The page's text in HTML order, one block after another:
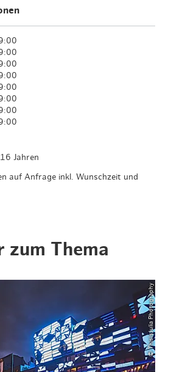
Jahren
auf Anfrage inkl. Wunschzeit und
zum Thema
© ThisIsJulia Photography